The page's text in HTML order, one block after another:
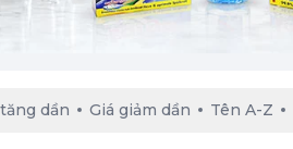
dần Giá giảm dần Tên A-Z